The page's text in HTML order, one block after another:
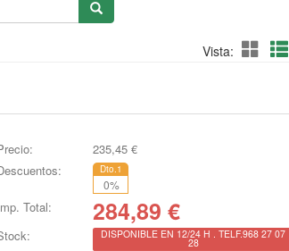
Vista:
235,45 €
Dto.1
0%
Total: 284,89 €
DISPONIBLE EN 12/24 H . TELF.968 27 07
28